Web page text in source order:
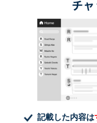
記載した内容は